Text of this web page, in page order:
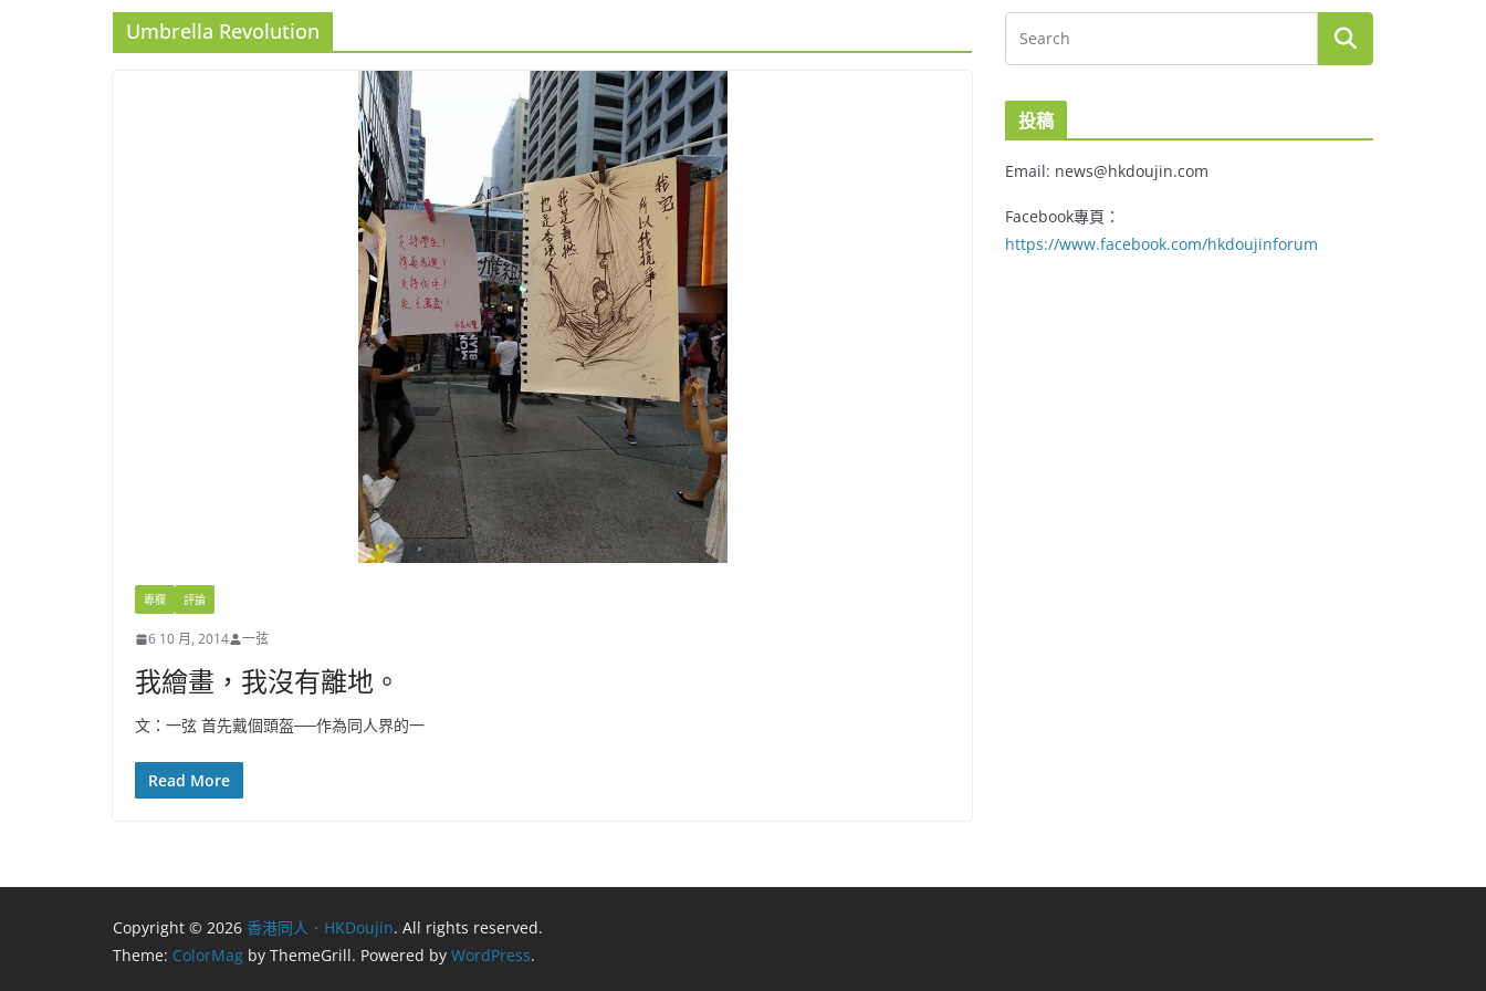
Umbrella Revolution
專欄 評論
6 10 月, 2014 一弦
我繪畫，我沒有離地。
文：一弦 首先戴個頭盔──作為同人界的一
Read More
投稿
Email: news@hkdoujin.com
Facebook專頁：
https://www.facebook.com/hkdoujinforum
Copyright © 2026 香港同人．HKDoujin. All rights reserved.
Theme: ColorMag by ThemeGrill. Powered by WordPress.